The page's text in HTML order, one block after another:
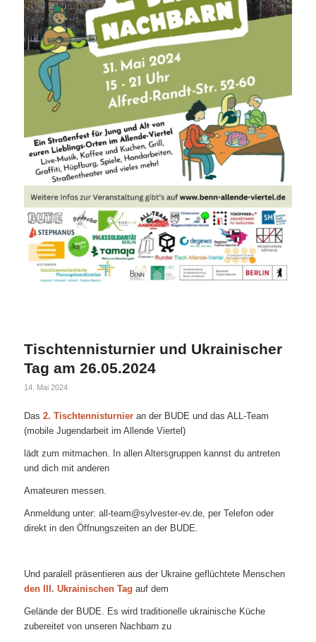
Tischtennisturnier und Ukrainischer
Tag am 26.05.2024
14. Mai 2024
Das 2. Tischtennisturnieran der BUDE und das ALL-Team
(mobile Jugendarbeit im Allende Viertel)
lädt zum mitmachen. In allen Altersgruppen kannst du antreten
und dich mit anderen
Amateuren messen.
Anmeldung unter: all-team@sylvester-ev.de, per Telefon oder
direkt in den Öffnungszeiten an der BUDE.
Und paralell präsentieren aus der Ukraine geflüchtete Menschen
den III. Ukrainischen Tag auf dem
Gelände der BUDE. Es wird traditionelle ukrainische Küche
zubereitet von unseren Nachbarn zu